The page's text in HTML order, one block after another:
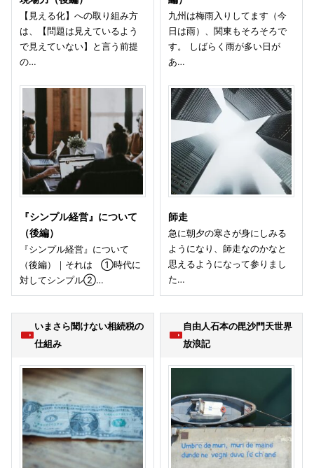
【見える化】への取り組み方
は、【問題は見えているよう
で見えていない】と言う前提
の…
『シンプル経営』について
（後編）
『シンプル経営』について
（後編）｜それは ①時代に
対してシンプル②…
九州は梅雨入りしてます（今
日は雨）、関東もそろそろで
す。 しばらく雨が多い日が
あ…
師走
急に朝夕の寒さが身にしみる
ようになり、師走なのかなと
思えるようになって参りまし
た…
いまさら聞けない相続税の
仕組み
自由人石本の毘沙門天世界
放浪記